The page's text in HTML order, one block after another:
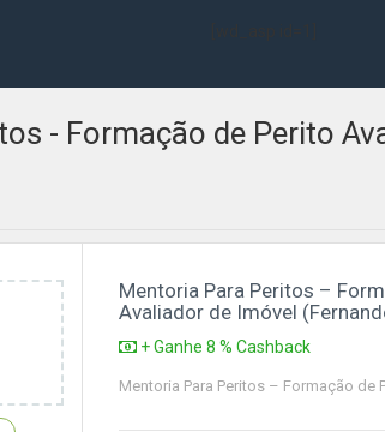
- Formação de Perito
Mentoria Para Peritos –
Avaliador de Imóvel
+ Ganhe 8 % Cashback
Mentoria Para Peritos – Formação de